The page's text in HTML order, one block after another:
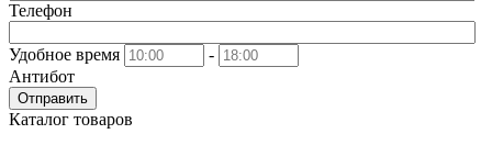
Телефон
Удобное время
-
Антибот
Отправить
Каталог товаров